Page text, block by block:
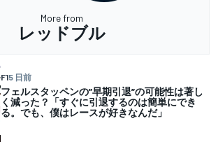
More from
レッドブル
F15 日前
フェルスタッペンの”早期引退”の可能性は著し
く減った？「すぐに引退するのは簡単にでき
る。でも、僕はレースが好きなんだ」